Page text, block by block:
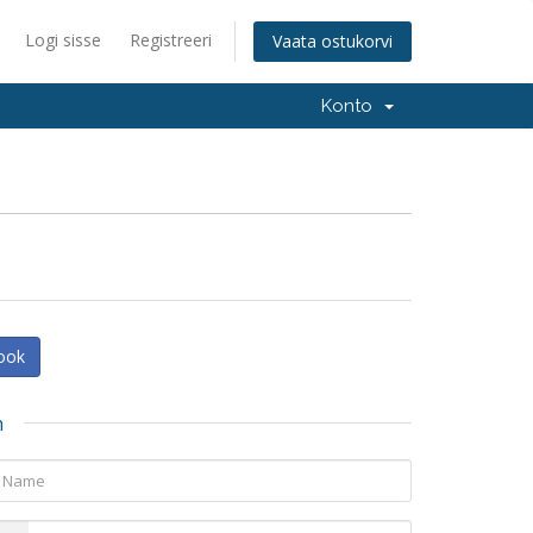
Logi sisse Registreeri Vaata ostukorvi
Konto